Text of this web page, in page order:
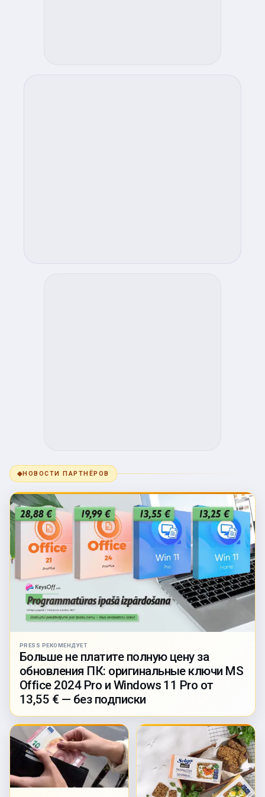
◆НОВОСТИ ПАРТНЁРОВ
PRESS РЕКОМЕНДУЕТ
Больше не платите полную цену за
обновления ПК: оригинальные ключи MS
Office 2024 Pro и Windows 11 Pro от
13,55 € — без подписки